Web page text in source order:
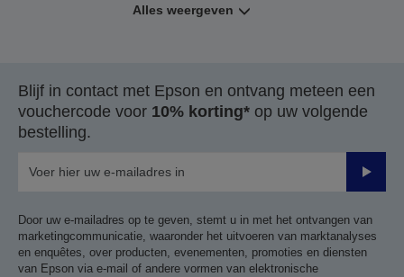
Alles weergeven
Blijf in contact met Epson en ontvang meteen een
vouchercode voor 10% korting* op uw volgende
bestelling.
Door uw e-mailadres op te geven, stemt u in met het ontvangen van
marketingcommunicatie, waaronder het uitvoeren van marktanalyses
en enquêtes, over producten, evenementen, promoties en diensten
van Epson via e-mail of andere vormen van elektronische